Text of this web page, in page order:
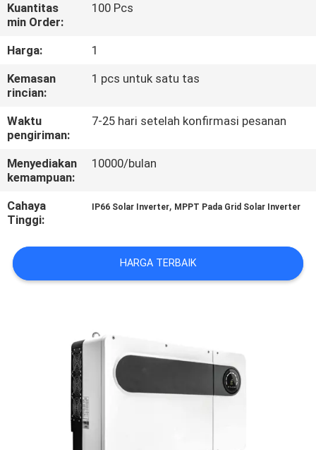
PABRIK
KONTROL
KUALITAS
HUBUNGI
KAMI
BERITA
KASUS
SITEMAP
PRIVACY
Kuantitas
min Order:
100 Pcs
Harga:
1
Kemasan
rincian:
1 pcs untuk satu tas
Waktu
pengiriman:
7-25 hari setelah konfirmasi pesanan
Menyediakan
kemampuan:
10000/bulan
Cahaya
Tinggi:
IP66 Solar Inverter, MPPT Pada Grid Solar Inverter
HARGA TERBAIK